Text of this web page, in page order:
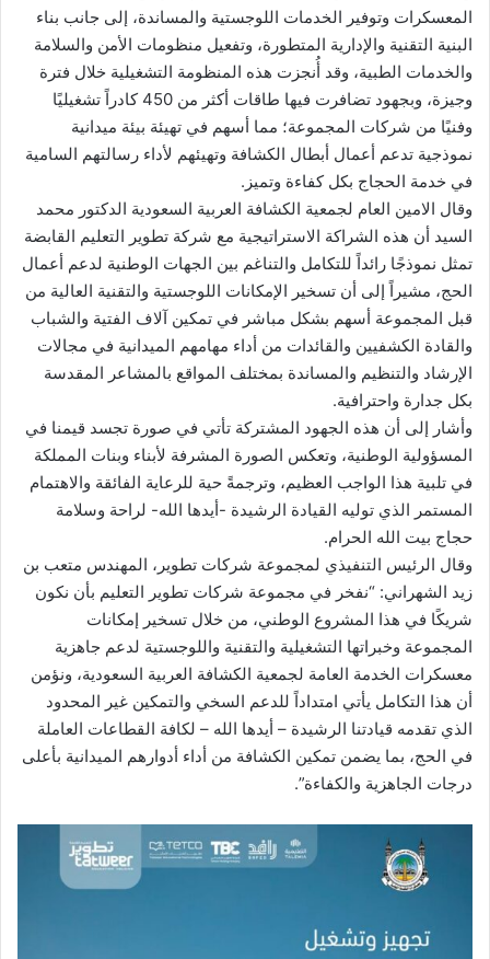
المعسكرات وتوفير الخدمات اللوجستية والمساندة، إلى جانب بناء
البنية التقنية والإدارية المتطورة، وتفعيل منظومات الأمن والسلامة
والخدمات الطبية، وقد أُنجزت هذه المنظومة التشغيلية خلال فترة
وجيزة، وبجهود تضافرت فيها طاقات أكثر من 450 كادراً تشغيليًا
وفنيًا من شركات المجموعة؛ مما أسهم في تهيئة بيئة ميدانية
نموذجية تدعم أعمال أبطال الكشافة وتهيئهم لأداء رسالتهم السامية
في خدمة الحجاج بكل كفاءة وتميز.
وقال الامين العام لجمعية الكشافة العربية السعودية الدكتور محمد
السيد أن هذه الشراكة الاستراتيجية مع شركة تطوير التعليم القابضة
تمثل نموذجًا رائداً للتكامل والتناغم بين الجهات الوطنية لدعم أعمال
الحج، مشيراً إلى أن تسخير الإمكانات اللوجستية والتقنية العالية من
قبل المجموعة أسهم بشكل مباشر في تمكين آلاف الفتية والشباب
والقادة الكشفيين والقائدات من أداء مهامهم الميدانية في مجالات
الإرشاد والتنظيم والمساندة بمختلف المواقع بالمشاعر المقدسة
بكل جدارة واحترافية.
وأشار إلى أن هذه الجهود المشتركة تأتي في صورة تجسد قيمنا في
المسؤولية الوطنية، وتعكس الصورة المشرفة لأبناء وبنات المملكة
في تلبية هذا الواجب العظيم، وترجمةً حية للرعاية الفائقة والاهتمام
المستمر الذي توليه القيادة الرشيدة -أيدها الله- لراحة وسلامة
حجاج بيت الله الحرام.
وقال الرئيس التنفيذي لمجموعة شركات تطوير، المهندس متعب بن
زيد الشهراني: “نفخر في مجموعة شركات تطوير التعليم بأن نكون
شريكًا في هذا المشروع الوطني، من خلال تسخير إمكانات
المجموعة وخبراتها التشغيلية والتقنية واللوجستية لدعم جاهزية
معسكرات الخدمة العامة لجمعية الكشافة العربية السعودية، ونؤمن
أن هذا التكامل يأتي امتداداً للدعم السخي والتمكين غير المحدود
الذي تقدمه قيادتنا الرشيدة – أيدها الله – لكافة القطاعات العاملة
في الحج، بما يضمن تمكين الكشافة من أداء أدوارهم الميدانية بأعلى
درجات الجاهزية والكفاءة”.